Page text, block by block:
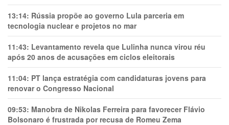
13:14: Rússia propõe ao governo Lula parceria em
tecnologia nuclear e projetos no mar
11:43: Levantamento revela que Lulinha nunca virou réu
após 20 anos de acusações em ciclos eleitorais
11:04: PT lança estratégia com candidaturas jovens para
renovar o Congresso Nacional
09:53: Manobra de Nikolas Ferreira para favorecer Flávio
Bolsonaro é frustrada por recusa de Romeu Zema